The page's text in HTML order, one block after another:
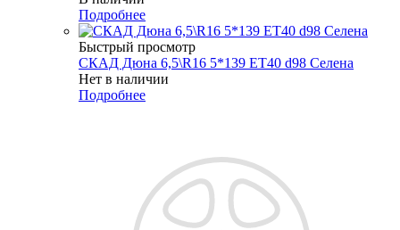
Подробнее
Быстрый просмотр
СКАД Дюна 6,5\R16 5*139 ET40 d98 Селена
Нет в наличии
Подробнее